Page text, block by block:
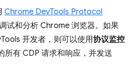
Chrome DevTools Protocol
试和分析 Chrome 浏览器。如果
开发者，则可以使用协议监控
所有 CDP 请求和响应，并发送